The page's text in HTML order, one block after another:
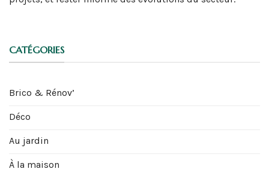
CATÉGORIES
Brico & Rénov’
Déco
Au jardin
À la maison